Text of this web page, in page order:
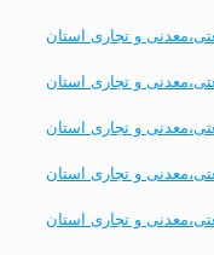
و تجاری استان
و تجاری استان
و تجاری استان
و تجاری استان
و تجاری استان